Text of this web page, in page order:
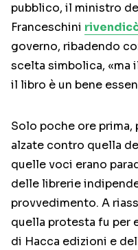
pubblico, il ministro
Franceschini
governo, ribadendo
scelta simbolica, «ma
il libro è un bene
Solo poche ore
alzate contro quella
quelle voci erano
delle librerie
provvedimento. A
quella protesta fu per
di Hacca edizioni e